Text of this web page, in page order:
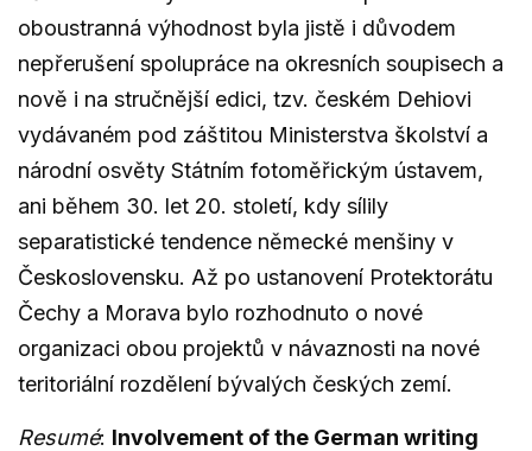
oboustranná výhodnost byla jistě i důvodem
nepřerušení spolupráce na okresních soupisech a
nově i na stručnější edici, tzv. českém Dehiovi
vydávaném pod záštitou Ministerstva školství a
národní osvěty Státním fotoměřickým ústavem,
ani během 30. let 20. století, kdy sílily
separatistické tendence německé menšiny v
Československu. Až po ustanovení Protektorátu
Čechy a Morava bylo rozhodnuto o nové
organizaci obou projektů v návaznosti na nové
teritoriální rozdělení bývalých českých zemí.
Resumé: Involvement of the German writing